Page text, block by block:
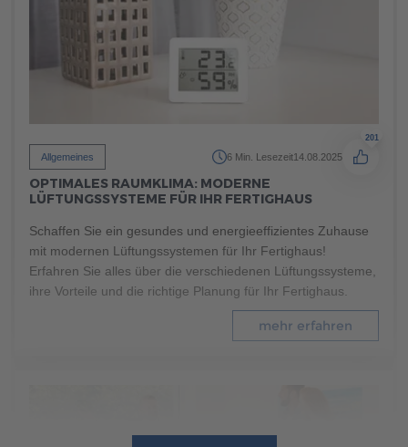
Traumhaus planen und bauen können.
Allgemeines 6 Min. Lesezeit14.08.2025
201
OPTIMALES RAUMKLIMA: MODERNE
LÜFTUNGSSYSTEME FÜR IHR FERTIGHAUS
Schaffen Sie ein gesundes und energieeffizientes Zuhause
mit modernen Lüftungssystemen für Ihr Fertighaus!
Erfahren Sie alles über die verschiedenen Lüftungssysteme,
ihre Vorteile und die richtige Planung für Ihr Fertighaus.
mehr erfahren